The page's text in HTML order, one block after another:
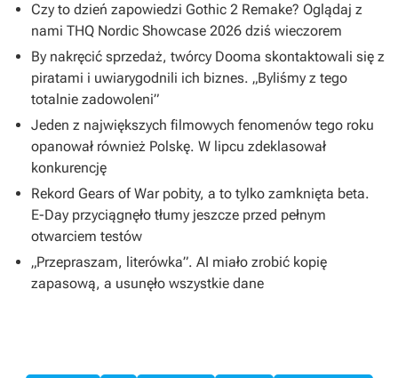
Czy to dzień zapowiedzi Gothic 2 Remake? Oglądaj z
nami THQ Nordic Showcase 2026 dziś wieczorem
By nakręcić sprzedaż, twórcy Dooma skontaktowali się z
piratami i uwiarygodnili ich biznes. „Byliśmy z tego
totalnie zadowoleni”
Jeden z największych filmowych fenomenów tego roku
opanował również Polskę. W lipcu zdeklasował
konkurencję
Rekord Gears of War pobity, a to tylko zamknięta beta.
E-Day przyciągnęło tłumy jeszcze przed pełnym
otwarciem testów
„Przepraszam, literówka”. AI miało zrobić kopię
zapasową, a usunęło wszystkie dane